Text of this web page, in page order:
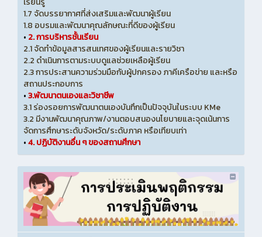
1.7 จัดบรรยากาศที่ส่งเสริมและพัฒนาผู้เรียน
1.8 อบรมและพัฒนาคุณลักษณะที่ดีของผู้เรียน
• 2. การบริหารชั้นเรียน
2.1 จัดทำข้อมูลสารสนเทศของผู้เรียนและรายวิชา
2.2 ดำเนินการตามระบบดูแลช่วยเหลือผู้เรียน
2.3 การประสานความร่วมมือกับผู้ปกครอง ภาคีเครือข่าย และหรือ
สถานประกอบการ
•3.พัฒนาตนเองและวิชาชีพ
3.1 ร่องรอยการพัฒนาตนเองบันทึกเป็นปัจจุบันในระบบ KMe
3.2 มีงานพัฒนาคุณภาพ/งานตอบสนองนโยบายและจุดเน้นการ
จัดการศึกษาระดับจังหวัด/ระดับภาค หรือเทียบเท่า
•4. ปฏิบัติงานอื่น ๆ ของสถานศึกษา